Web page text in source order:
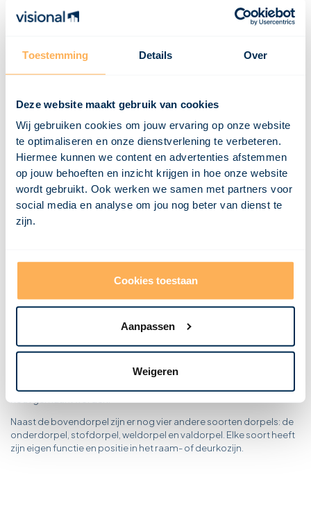
Toestemming Details Over
Deze website maakt gebruik van cookies
Wij gebruiken cookies om jouw ervaring op onze website
te optimaliseren en onze dienstverlening te verbeteren.
Hiermee kunnen we content en advertenties afstemmen
op jouw behoeften en inzicht krijgen in hoe onze website
wordt gebruikt. Ook werken we samen met partners voor
social media en analyse om jou nog beter van dienst te
zijn.
Cookies toestaan
Aanpassen
Weigeren
Wat is draairichting?
Wat is een damwand?
Wat zijn dakpannen?
Wat is een dakopstand?
Wat is dakbedekking?
Wat is een CV ketel?
Wat is een constructie?
Wat is condensatie?
Wat is een combinatievloer?
Wat is een casettevloer?
Wat is een breedplaatvloer?
Wat is een bovendorpel?
Wat is een bordes?
Wat is een balklaag?
Wat is een bovendorpel?
Een bovendorpel is de bovenste horizontale balk in de omlijsting
van een raam- of deurkozijn. Vroeger had de bovendorpel een
meestal overgenomen door een ontlastingsboog en latei.
Naast de bovendorpel zijn er nog vier andere soorten dorpels: de
onderdorpel, stofdorpel, weldorpel en valdorpel. Elke soort heeft
zijn eigen functie en positie in het raam- of deurkozijn.